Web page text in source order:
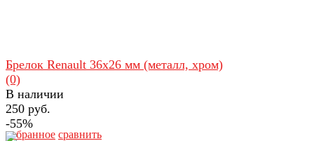
избранное сравнить
Брелок Renault 36х26 мм (металл, хром)
(0)
В наличии
250 руб.
-55%